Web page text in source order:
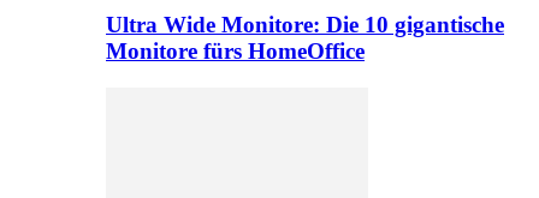
Ultra Wide Monitore: Die 10 gigantische
Monitore fürs HomeOffice